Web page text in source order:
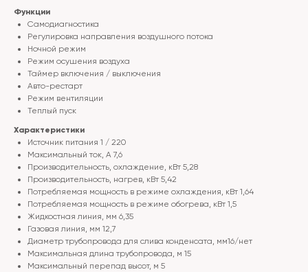
Функции
Самодиагностика
Регулировка направления воздушного потока
Ночной режим
Режим осушения воздуха
Таймер включения / выключения
Авто-рестарт
Режим вентиляции
Теплый пуск
Характеристики
Источник питания 1 / 220
Максимальный ток, А 7,6
Производительность, охлаждение, кВт 5,28
Производительность, нагрев, кВт 5,42
Потребляемая мощность в режиме охлаждения, кВт 1,64
Потребляемая мощность в режиме обогрева, кВт 1,5
Жидкостная линия, мм 6,35
Газовая линия, мм 12,7
Диаметр трубопровода для слива конденсата, мм16/нет
Максимальная длина трубопровода, м 15
Максимальный перепад высот, м 5